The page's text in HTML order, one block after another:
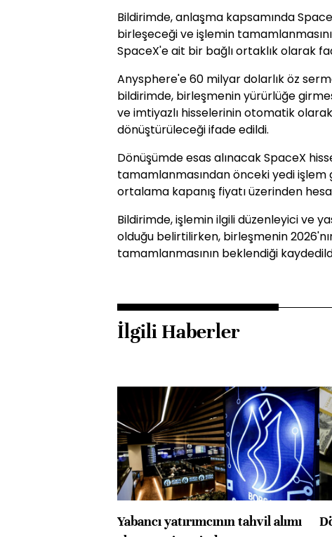
Bildirimde, anlaşma kapsamında
birleşeceği ve işlemin
SpaceX'e ait bir bağlı ortaklık olarak
Anysphere'e 60 milyar dolarlık öz
bildirimde, birleşmenin yürürlüğe
ve imtiyazlı hisselerinin otomatik olarak
dönüştürüleceği ifade edildi.
Dönüşümde esas alınacak SpaceX
tamamlanmasından önceki yedi işlem
ortalama kapanış fiyatı üzerinden
Bildirimde, işlemin ilgili düzenleyici ve
olduğu belirtilirken, birleşmenin
tamamlanmasının beklendiği
İlgili Haberler
Yabancı yatırımcının tahvil alımı